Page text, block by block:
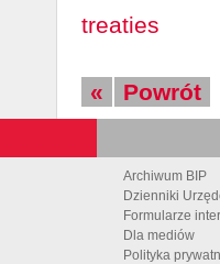
treaties
« Powrót
Archiwum BIP
Dzienniki
Formularze
Dla mediów
Polityka